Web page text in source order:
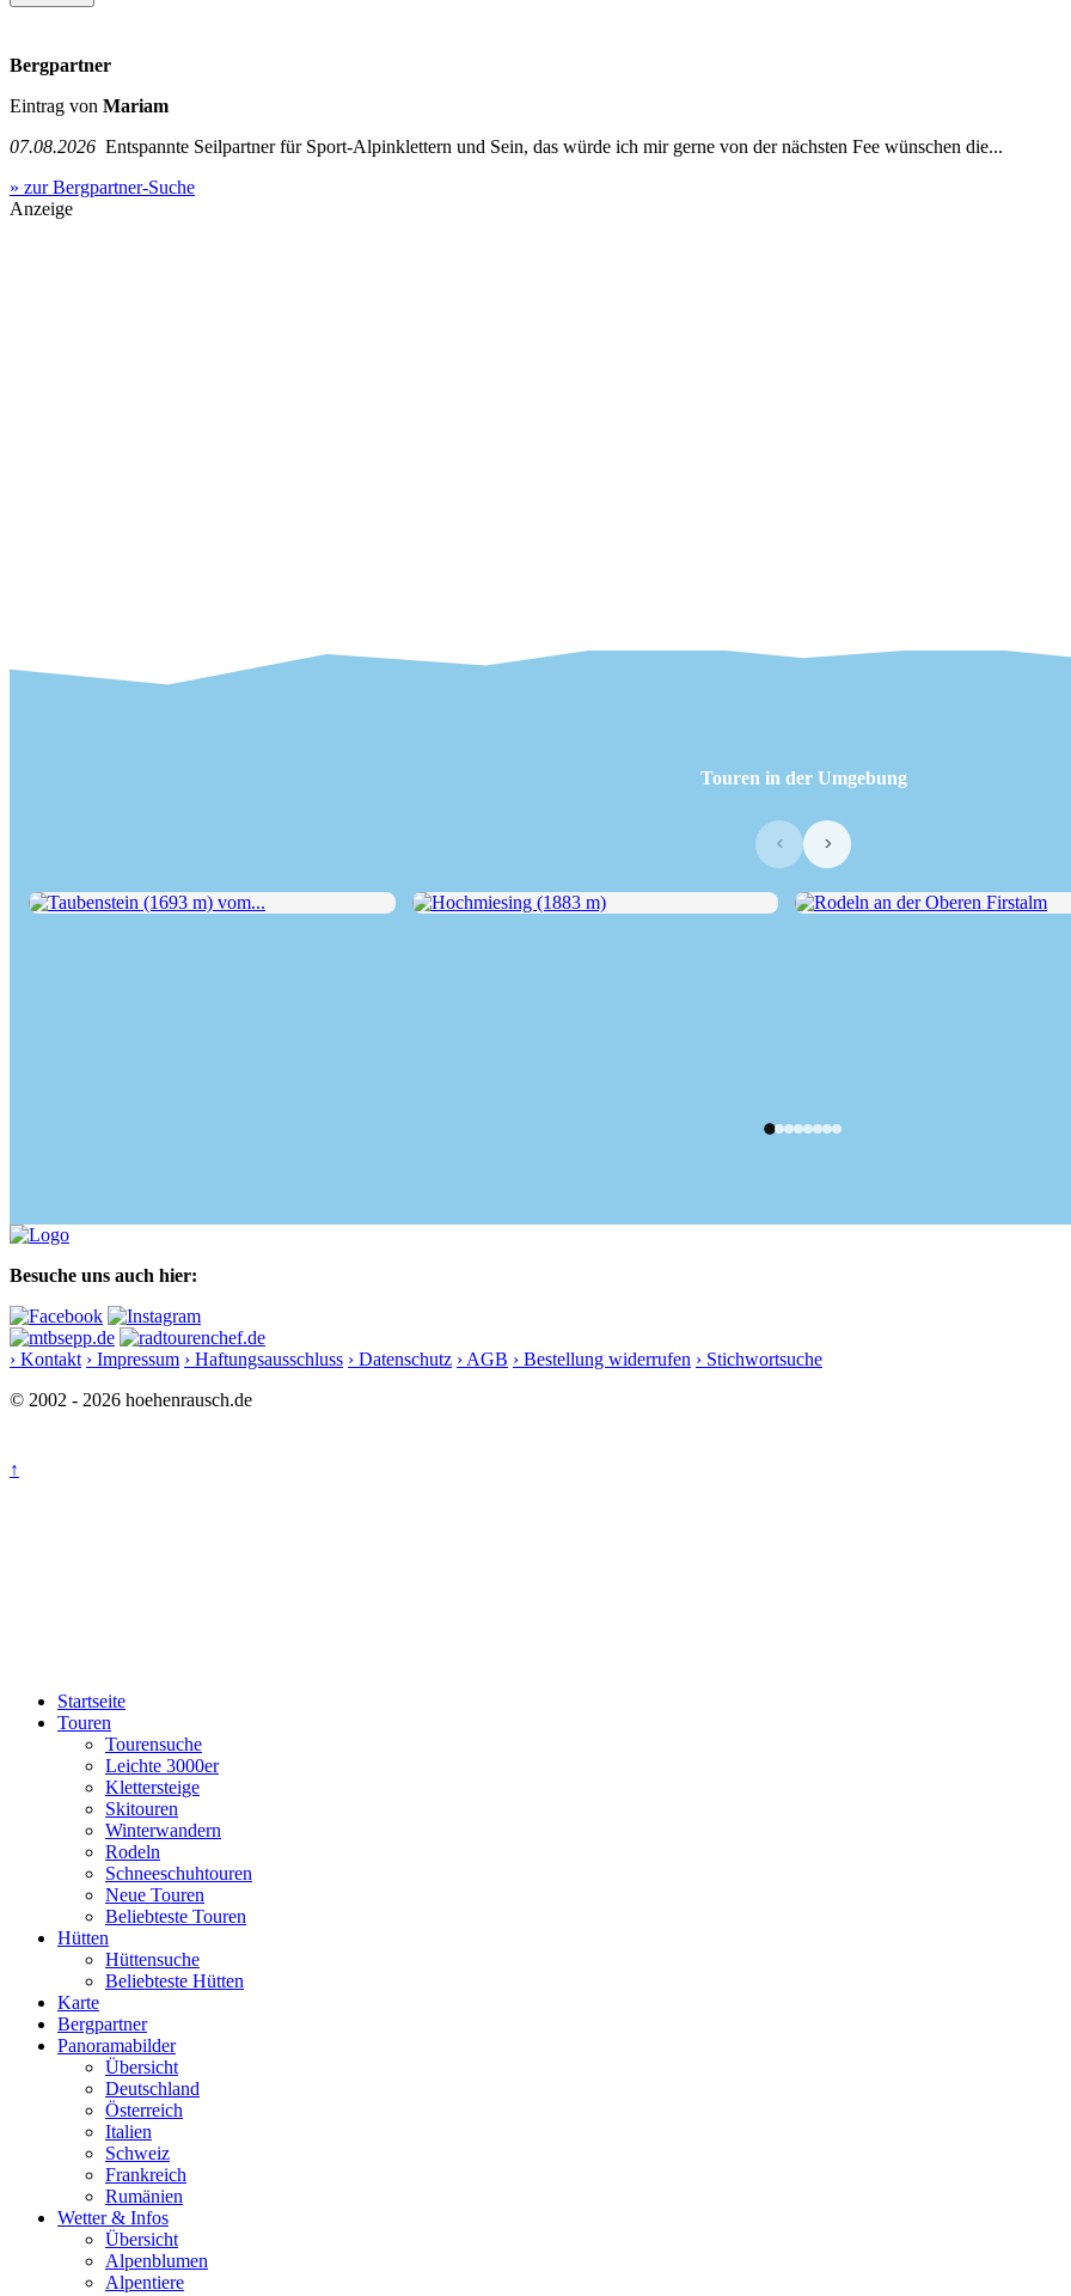
Bergpartner
Eintrag von Mariam
07.08.2026 Entspannte Seilpartner für Sport-Alpinklettern und Sein, das würde ich mir gerne von der nächsten Fee wünschen die...
» zur Bergpartner-Suche
Anzeige
Touren in der Umgebung
‹ ›
Besuche uns auch hier:
› Kontakt › Impressum › Haftungsausschluss › Datenschutz › AGB › Bestellung widerrufen › Stichwortsuche
© 2002 - 2026 hoehenrausch.de
↑
Startseite
Touren
Tourensuche
Leichte 3000er
Klettersteige
Skitouren
Winterwandern
Rodeln
Schneeschuhtouren
Neue Touren
Beliebteste Touren
Hütten
Hüttensuche
Beliebteste Hütten
Karte
Bergpartner
Panoramabilder
Übersicht
Deutschland
Österreich
Italien
Schweiz
Frankreich
Rumänien
Wetter & Infos
Übersicht
Alpenblumen
Alpentiere